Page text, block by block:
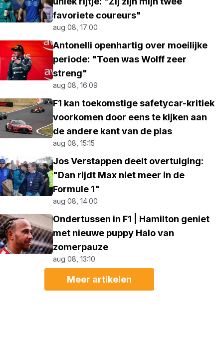
favoriete coureurs"
aug 08, 17:00
Antonelli openhartig over moeilijke
periode: "Toen was Wolff zeer
streng"
aug 08, 16:09
F1 kan toekomstige safetycar-kritiek
voorkomen door eens te kijken aan
de andere kant van de plas
aug 08, 15:15
Jos Verstappen deelt overtuiging:
"Dan rijdt Max niet meer in de
Formule 1"
aug 08, 14:00
Ondertussen in F1 | Hamilton geniet
met nieuwe puppy Halo van
zomerpauze
aug 08, 13:10
Meer artikelen